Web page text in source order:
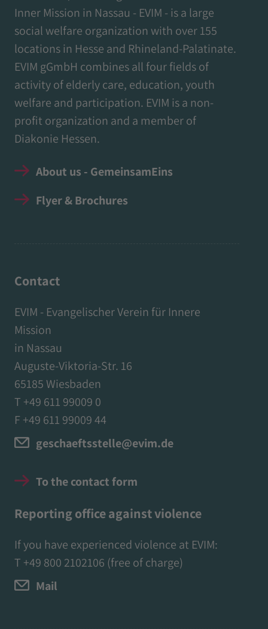
Inner Mission in Nassau - EVIM - is a large
social welfare organization with over 155
locations in Hesse and Rhineland-Palatinate.
EVIM gGmbH combines all four fields of
activity of elderly care, education, youth
welfare and participation. EVIM is a non-
profit organization and a member of
Diakonie Hessen.
About us - GemeinsamEins
Flyer & Brochures
Contact
EVIM - Evangelischer Verein für Innere
Mission
in Nassau
Auguste-Viktoria-Str. 16
65185 Wiesbaden
T +49 611 99009 0
F +49 611 99009 44
geschaeftsstelle@evim.de
To the contact form
Reporting office against violence
If you have experienced violence at EVIM:
T +49 800 2102106 (free of charge)
Mail